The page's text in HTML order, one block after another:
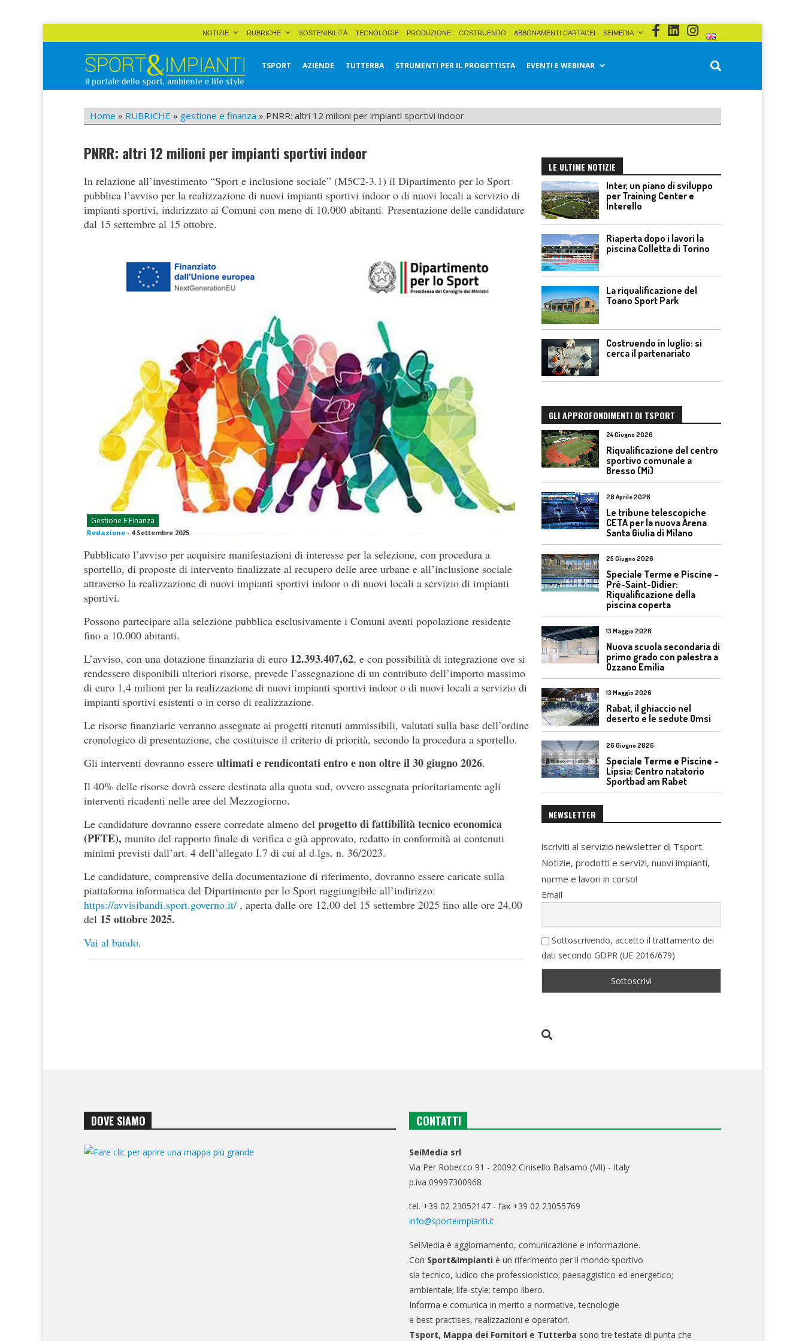
NOTIZIE RUBRICHE SOSTENIBILITÀ TECNOLOGIE PRODUZIONE COSTRUENDO ABBONAMENTI CARTACEI SEIMEDIA
Sport&Impianti
TSPORT AZIENDE TUTTERBA STRUMENTI PER IL PROGETTISTA EVENTI E WEBINAR
Home » RUBRICHE » gestione e finanza » PNRR: altri 12 milioni per impianti sportivi indoor
PNRR: altri 12 milioni per impianti sportivi indoor
In relazione all’investimento “Sport e inclusione sociale” (M5C2-3.1) il Dipartimento per lo Sport
pubblica l’avviso per la realizzazione di nuovi impianti sportivi indoor o di nuovi locali a servizio di
impianti sportivi, indirizzato ai Comuni con meno di 10.000 abitanti. Presentazione delle candidature
dal 15 settembre al 15 ottobre.
Gestione E Finanza
Redazione - 4 Settembre 2025
Pubblicato l’avviso per acquisire manifestazioni di interesse per la selezione, con procedura a
sportello, di proposte di intervento finalizzate al recupero delle aree urbane e all’inclusione sociale
attraverso la realizzazione di nuovi impianti sportivi indoor o di nuovi locali a servizio di impianti
sportivi.
Possono partecipare alla selezione pubblica esclusivamente i Comuni aventi popolazione residente
fino a 10.000 abitanti.
L’avviso, con una dotazione finanziaria di euro 12.393.407,62, e con possibilità di integrazione ove si
rendessero disponibili ulteriori risorse, prevede l’assegnazione di un contributo dell’importo massimo
di euro 1,4 milioni per la realizzazione di nuovi impianti sportivi indoor o di nuovi locali a servizio di
impianti sportivi esistenti o in corso di realizzazione.
Le risorse finanziarie verranno assegnate ai progetti ritenuti ammissibili, valutati sulla base dell’ordine
cronologico di presentazione, che costituisce il criterio di priorità, secondo la procedura a sportello.
Gli interventi dovranno essere ultimati e rendicontati entro e non oltre il 30 giugno 2026.
Il 40% delle risorse dovrà essere destinata alla quota sud, ovvero assegnata prioritariamente agli
interventi ricadenti nelle aree del Mezzogiorno.
Le candidature dovranno essere corredate almeno del progetto di fattibilità tecnico economica
(PFTE), munito del rapporto finale di verifica e già approvato, redatto in conformità ai contenuti
minimi previsti dall’art. 4 dell’allegato I.7 di cui al d.lgs. n. 36/2023.
Le candidature, comprensive della documentazione di riferimento, dovranno essere caricate sulla
piattaforma informatica del Dipartimento per lo Sport raggiungibile all’indirizzo:
https://avvisibandi.sport.governo.it/ , aperta dalle ore 12,00 del 15 settembre 2025 fino alle ore 24,00
del 15 ottobre 2025.
Vai al bando.
LE ULTIME NOTIZIE
Inter, un piano di sviluppo
per Training Center e
Interello
Riaperta dopo i lavori la
piscina Colletta di Torino
La riqualificazione del
Toano Sport Park
Costruendo in luglio: si
cerca il partenariato
GLI APPROFONDIMENTI DI TSPORT
24 Giugno 2026
Riqualificazione del centro
sportivo comunale a
Bresso (Mi)
28 Aprile 2026
Le tribune telescopiche
CETA per la nuova Arena
Santa Giulia di Milano
25 Giugno 2026
Speciale Terme e Piscine –
Pré-Saint-Didier:
Riqualificazione della
piscina coperta
13 Maggio 2026
Nuova scuola secondaria di
primo grado con palestra a
Ozzano Emilia
13 Maggio 2026
Rabat, il ghiaccio nel
deserto e le sedute Omsi
26 Giugno 2026
Speciale Terme e Piscine –
Lipsia: Centro natatorio
Sportbad am Rabet
NEWSLETTER
iscriviti al servizio newsletter di Tsport.
Notizie, prodotti e servizi, nuovi impianti,
norme e lavori in corso!
Email
Sottoscrivendo, accetto il trattamento dei
dati secondo GDPR (UE 2016/679)
DOVE SIAMO CONTATTI
SeiMedia srl
Via Per Robecco 91 - 20092 Cinisello Balsamo (MI) - Italy
p.iva 09997300968
tel. +39 02 23052147 - fax +39 02 23055769
info@sporteimpianti.it
SeiMedia è aggiornamento, comunicazione e informazione.
Con Sport&Impianti è un riferimento per il mondo sportivo
sia tecnico, ludico che professionistico; paesaggistico ed energetico;
ambientale; life-style; tempo libero.
Informa e comunica in merito a normative, tecnologie
e best practises, realizzazioni e operatori.
Tsport, Mappa dei Fornitori e Tutterba sono tre testate di punta che